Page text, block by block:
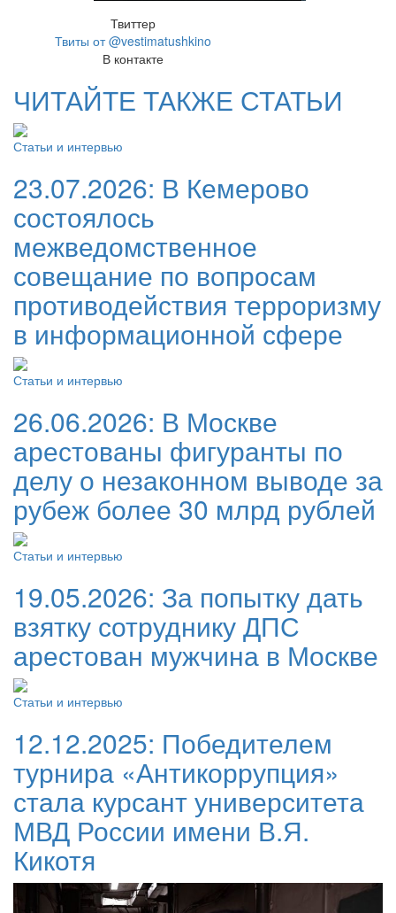
Твиттер
Твиты от @vestimatushkino
В контакте
ЧИТАЙТЕ ТАКЖЕ СТАТЬИ
Статьи и интервью
23.07.2026: В Кемерово
состоялось
межведомственное
совещание по вопросам
противодействия терроризму
в информационной сфере
Статьи и интервью
26.06.2026: В Москве
арестованы фигуранты по
делу о незаконном выводе за
рубеж более 30 млрд рублей
Статьи и интервью
19.05.2026: За попытку дать
взятку сотруднику ДПС
арестован мужчина в Москве
Статьи и интервью
12.12.2025: Победителем
турнира «Антикоррупция»
стала курсант университета
МВД России имени В.Я.
Кикотя